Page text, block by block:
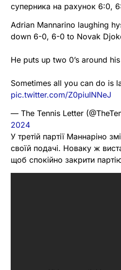
суперника на рахунок 6:0,
Adrian Mannarino laughing
down 6-0, 6-0 to Novak
He puts up two 0’s around
Sometimes all you can do is
pic.twitter.com/Z0piuINNeJ
— The Tennis Letter
2024
У третій партії Маннаріно
своїй подачі. Новаку ж
щоб спокійно закрити